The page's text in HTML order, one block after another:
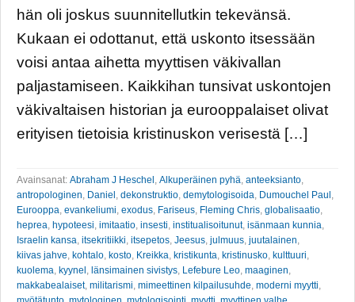
hän oli joskus suunnitellutkin tekevänsä.
Kukaan ei odottanut, että uskonto itsessään
voisi antaa aihetta myyttisen väkivallan
paljastamiseen. Kaikkihan tunsivat uskontojen
väkivaltaisen historian ja eurooppalaiset olivat
erityisen tietoisia kristinuskon verisestä […]
Avainsanat: Abraham J Heschel , Alkuperäinen pyhä, anteeksianto,
antropologinen, Daniel , dekonstruktio, demytologisoida, Dumouchel Paul ,
Eurooppa, evankeliumi, exodus, Fariseus, Fleming Chris, globalisaatio,
heprea, hypoteesi, imitaatio, insesti, institualisoitunut, isänmaan kunnia,
Israelin kansa, itsekritiikki, itsepetos, Jeesus, julmuus, juutalainen,
kiivas jahve, kohtalo, kosto, Kreikka, kristikunta, kristinusko, kulttuuri,
kuolema, kyynel , länsimainen sivistys, Lefebure Leo, maaginen,
makkabealaiset, militarismi, mimeettinen kilpailusuhde, moderni myytti,